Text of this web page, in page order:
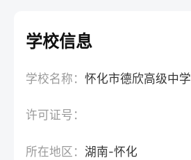
学校信息
学校名称：怀化市德欣高级中学
许可证号：
所在地区：湖南-怀化